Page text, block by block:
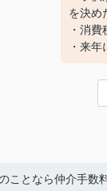
３．
・家
うこ
んが
あり
を決め
・消
・来
に感じ
この
・妻の
ことなら仲介手数